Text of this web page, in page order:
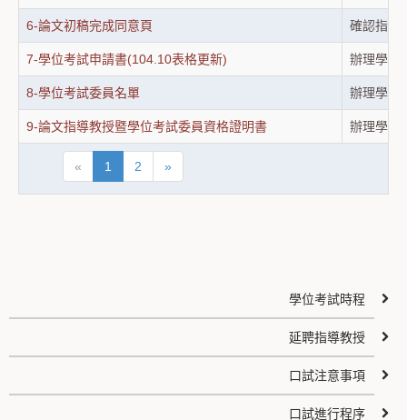
6-論文初稿完成同意頁 確認指導
7-學位考試申請書(104.10表格更新) 辦理學位
8-學位考試委員名單 辦理學位
9-論文指導教授暨學位考試委員資格證明書 辦理學位
« 1 2 »
學位考試時程
延聘指導教授
口試注意事項
口試進行程序